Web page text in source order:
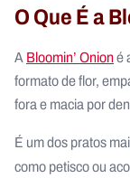
O Que É a
ABloomin’ Onioné
formato de flor,
fora e macia por
É um dos pratos
como petisco ou